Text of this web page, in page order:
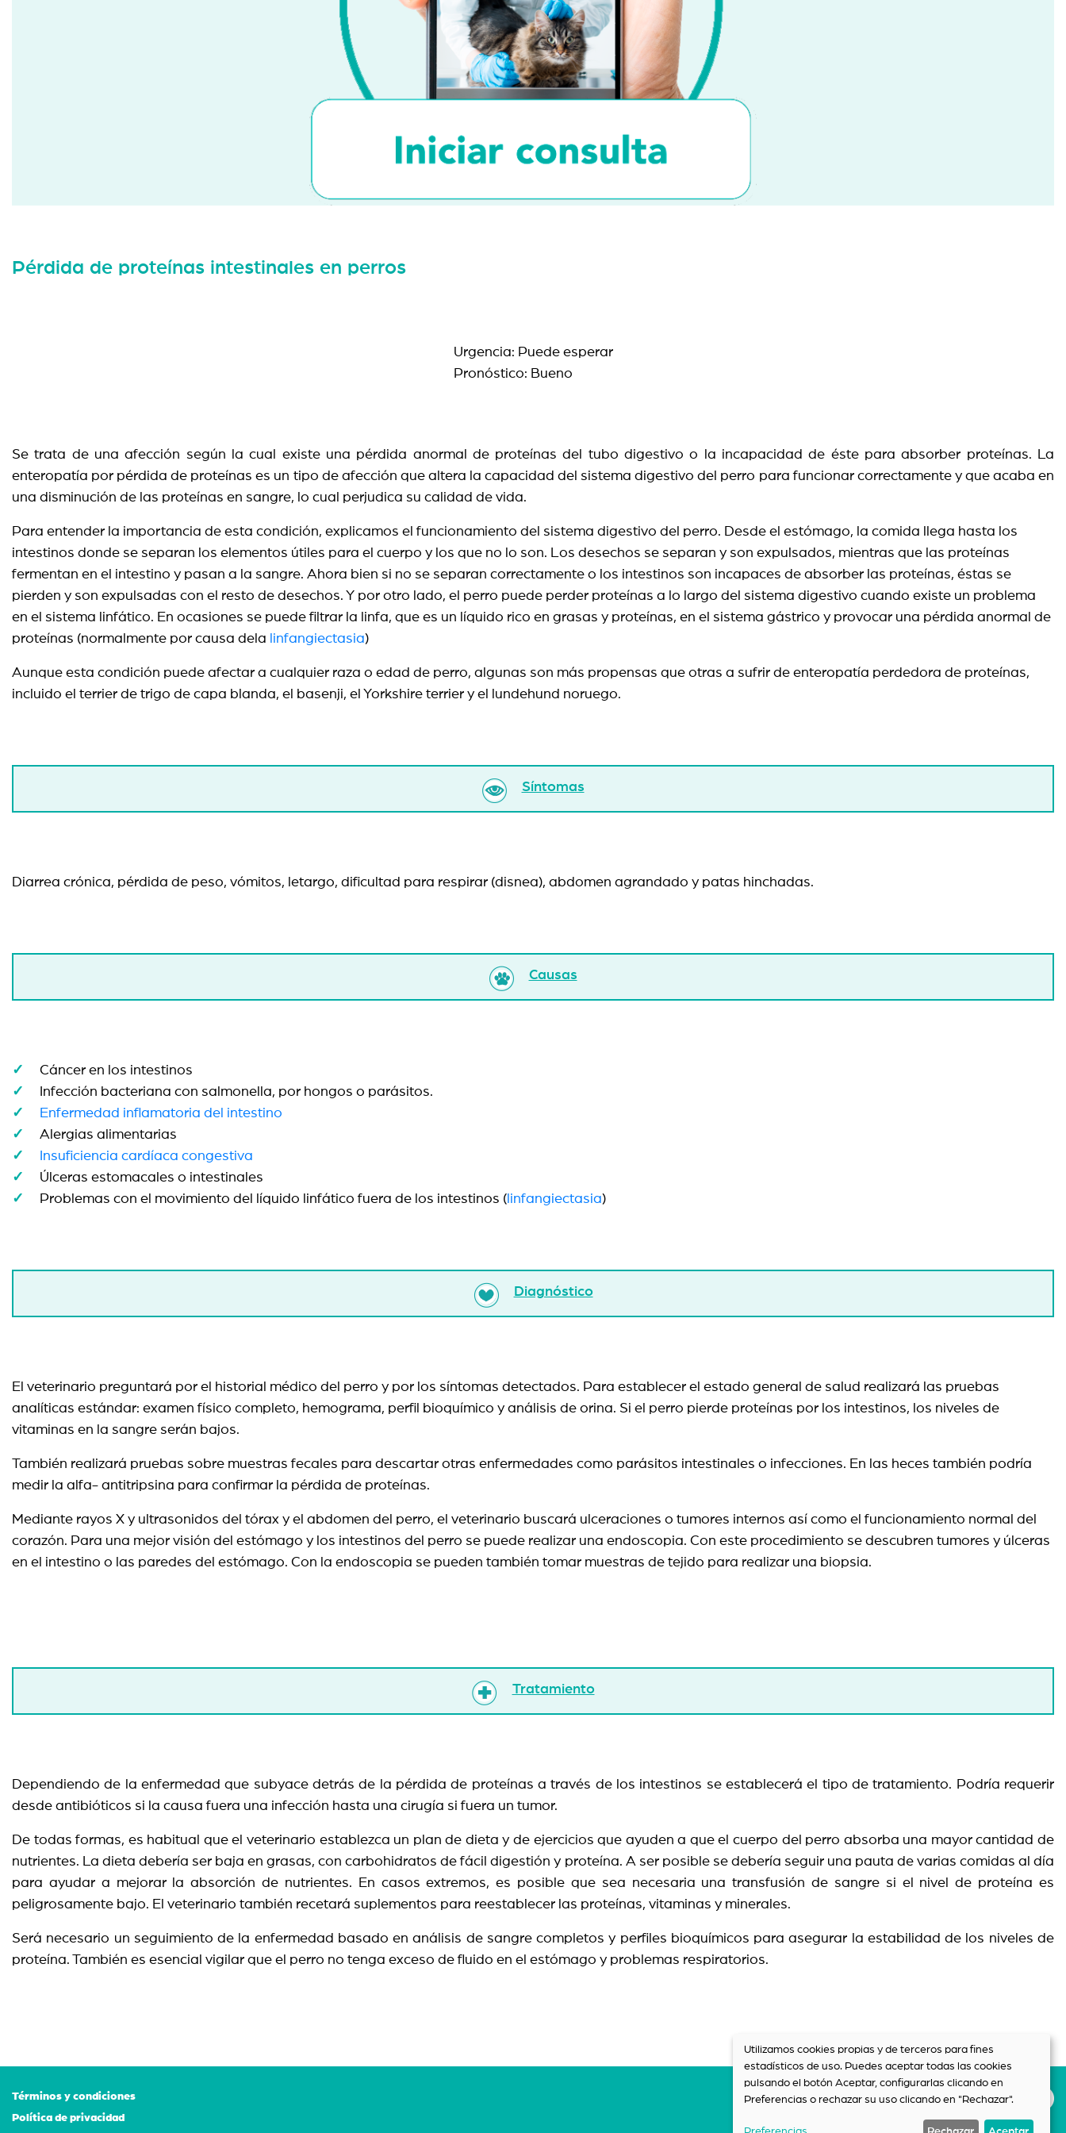
Pérdida de proteínas intestinales en perros
Urgencia: Puede esperar
Pronóstico: Bueno
Se trata de una afección según la cual existe una pérdida anormal de proteínas del tubo digestivo o la incapacidad de éste para absorber proteínas. La
enteropatía por pérdida de proteínas es un tipo de afección que altera la capacidad del sistema digestivo del perro para funcionar correctamente y que acaba en
una disminución de las proteínas en sangre, lo cual perjudica su calidad de vida.
Para entender la importancia de esta condición, explicamos el funcionamiento del sistema digestivo del perro. Desde el estómago, la comida llega hasta los
intestinos donde se separan los elementos útiles para el cuerpo y los que no lo son. Los desechos se separan y son expulsados, mientras que las proteínas
fermentan en el intestino y pasan a la sangre. Ahora bien si no se separan correctamente o los intestinos son incapaces de absorber las proteínas, éstas se
pierden y son expulsadas con el resto de desechos. Y por otro lado, el perro puede perder proteínas a lo largo del sistema digestivo cuando existe un problema
en el sistema linfático. En ocasiones se puede filtrar la linfa, que es un líquido rico en grasas y proteínas, en el sistema gástrico y provocar una pérdida anormal de
proteínas (normalmente por causa dela linfangiectasia)
Aunque esta condición puede afectar a cualquier raza o edad de perro, algunas son más propensas que otras a sufrir de enteropatía perdedora de proteínas,
incluido el terrier de trigo de capa blanda, el basenji, el Yorkshire terrier y el lundehund noruego.
Síntomas
Diarrea crónica, pérdida de peso, vómitos, letargo, dificultad para respirar (disnea), abdomen agrandado y patas hinchadas.
Causas
Cáncer en los intestinos
Infección bacteriana con salmonella, por hongos o parásitos.
Enfermedad inflamatoria del intestino
Alergias alimentarias
Insuficiencia cardíaca congestiva
Úlceras estomacales o intestinales
Problemas con el movimiento del líquido linfático fuera de los intestinos ( linfangiectasia)
Diagnóstico
El veterinario preguntará por el historial médico del perro y por los síntomas detectados. Para establecer el estado general de salud realizará las pruebas
analíticas estándar: examen físico completo, hemograma, perfil bioquímico y análisis de orina. Si el perro pierde proteínas por los intestinos, los niveles de
vitaminas en la sangre serán bajos.
También realizará pruebas sobre muestras fecales para descartar otras enfermedades como parásitos intestinales o infecciones. En las heces también podría
medir la alfa- antitripsina para confirmar la pérdida de proteínas.
Mediante rayos X y ultrasonidos del tórax y el abdomen del perro, el veterinario buscará ulceraciones o tumores internos así como el funcionamiento normal del
corazón. Para una mejor visión del estómago y los intestinos del perro se puede realizar una endoscopia. Con este procedimiento se descubren tumores y úlceras
en el intestino o las paredes del estómago. Con la endoscopia se pueden también tomar muestras de tejido para realizar una biopsia.
Tratamiento
Dependiendo de la enfermedad que subyace detrás de la pérdida de proteínas a través de los intestinos se establecerá el tipo de tratamiento. Podría requerir
desde antibióticos si la causa fuera una infección hasta una cirugía si fuera un tumor.
De todas formas, es habitual que el veterinario establezca un plan de dieta y de ejercicios que ayuden a que el cuerpo del perro absorba una mayor cantidad de
nutrientes. La dieta debería ser baja en grasas, con carbohidratos de fácil digestión y proteína. A ser posible se debería seguir una pauta de varias comidas al día
para ayudar a mejorar la absorción de nutrientes. En casos extremos, es posible que sea necesaria una transfusión de sangre si el nivel de proteína es
peligrosamente bajo. El veterinario también recetará suplementos para reestablecer las proteínas, vitaminas y minerales.
Será necesario un seguimiento de la enfermedad basado en análisis de sangre completos y perfiles bioquímicos para asegurar la estabilidad de los niveles de
proteína. También es esencial vigilar que el perro no tenga exceso de fluido en el estómago y problemas respiratorios.
Términos y condiciones
Política de privacidad
Utilizamos cookies propias y de terceros para fines
estadísticos de uso. Puedes aceptar todas las cookies
pulsando el botón Aceptar, configurarlas clicando en
Preferencias o rechazar su uso clicando en "Rechazar".